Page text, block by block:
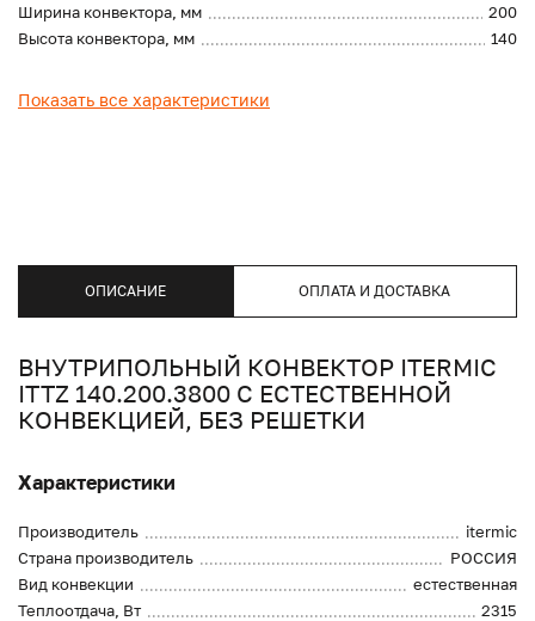
Ширина конвектора, мм
200
Высота конвектора, мм
140
Показать все характеристики
ОПИСАНИЕ ОПЛАТА И ДОСТАВКА
ВНУТРИПОЛЬНЫЙ КОНВЕКТОР ITERMIC
ITTZ 140.200.3800 С ЕСТЕСТВЕННОЙ
КОНВЕКЦИЕЙ, БЕЗ РЕШЕТКИ
Характеристики
Производитель
itermic
Страна производитель
РОССИЯ
Вид конвекции
естественная
Теплоотдача, Вт
2315